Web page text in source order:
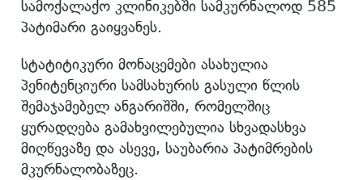
სამოქალაქო კლინიკებში სამკურნალოდ 585
პატიმარი გაიყვანეს.
სტატიტიკური მონაცემები ასახულია
პენიტენციური სამსახურის გასული წლის
შემაჯამებელ ანგარიშში, რომელშიც
ყურადღება გამახვილებულია სხვადასხვა
მიღწევაზე და ასევე, საუბარია პატიმრების
მკურნალობაზეც.